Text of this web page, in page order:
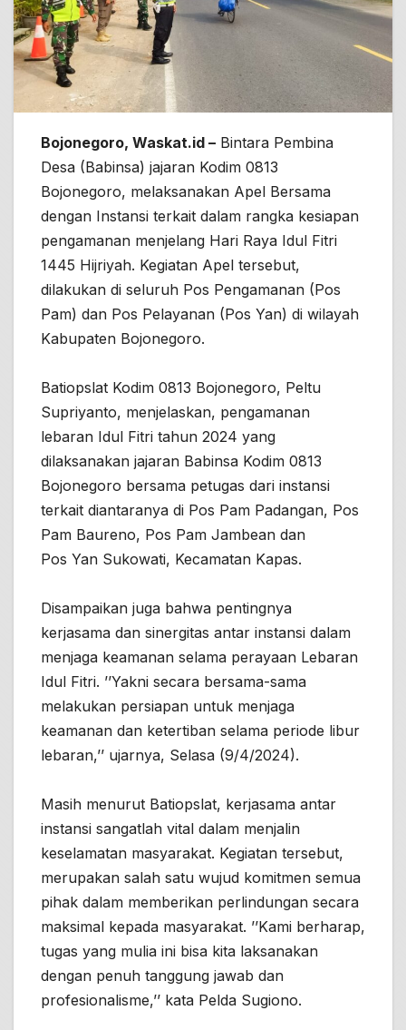
Bojonegoro, Waskat.id – Bintara Pembina
Desa (Babinsa) jajaran Kodim 0813
Bojonegoro, melaksanakan Apel Bersama
dengan Instansi terkait dalam rangka kesiapan
pengamanan menjelang Hari Raya Idul Fitri
1445 Hijriyah. Kegiatan Apel tersebut,
dilakukan di seluruh Pos Pengamanan (Pos
Pam) dan Pos Pelayanan (Pos Yan) di wilayah
Kabupaten Bojonegoro.
Batiopslat Kodim 0813 Bojonegoro, Peltu
Supriyanto, menjelaskan, pengamanan
lebaran Idul Fitri tahun 2024 yang
dilaksanakan jajaran Babinsa Kodim 0813
Bojonegoro bersama petugas dari instansi
terkait diantaranya di Pos Pam Padangan, Pos
Pam Baureno, Pos Pam Jambean dan
Pos Yan Sukowati, Kecamatan Kapas.
Disampaikan juga bahwa pentingnya
kerjasama dan sinergitas antar instansi dalam
menjaga keamanan selama perayaan Lebaran
Idul Fitri. ’’Yakni secara bersama-sama
melakukan persiapan untuk menjaga
keamanan dan ketertiban selama periode libur
lebaran,’’ ujarnya, Selasa (9/4/2024).
Masih menurut Batiopslat, kerjasama antar
instansi sangatlah vital dalam menjalin
keselamatan masyarakat. Kegiatan tersebut,
merupakan salah satu wujud komitmen semua
pihak dalam memberikan perlindungan secara
maksimal kepada masyarakat. ’’Kami berharap,
tugas yang mulia ini bisa kita laksanakan
dengan penuh tanggung jawab dan
profesionalisme,’’ kata Pelda Sugiono.